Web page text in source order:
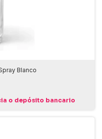
Blanco
o depósito bancario